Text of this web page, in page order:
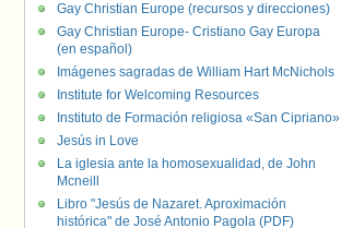
Gay Christian Europe (recursos y direcciones)
Gay Christian Europe- Cristiano Gay Europa
(en español)
Imágenes sagradas de William Hart McNichols
Institute for Welcoming Resources
Instituto de Formación religiosa «San Cipriano»
Jesús in Love
La iglesia ante la homosexualidad, de John
Mcneill
Libro "Jesús de Nazaret. Aproximación
histórica" de José Antonio Pagola (PDF)